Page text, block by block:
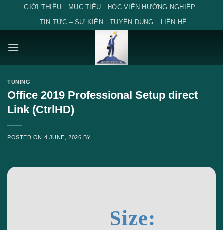
content
GIỚI THIỆU MỤC TIÊU
HỌC VIỆN HƯỚNG NGHIỆP
TIN TỨC – SỰ KIỆN
TUYỂN DỤNG LIÊN HỆ
TUNING
Office 2019 Professional Setup direct
Link (CtrlHD)
POSTED ON 4 JUNE, 2026 BY
Size: